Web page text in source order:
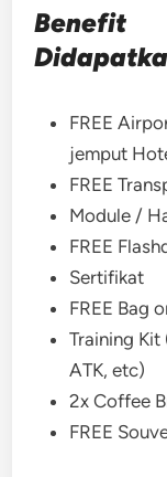
FREE
jemput
FREE
Module /
FREE
Sertifikat
FREE Bag
Training
ATK, etc)
2x Coffee
FREE